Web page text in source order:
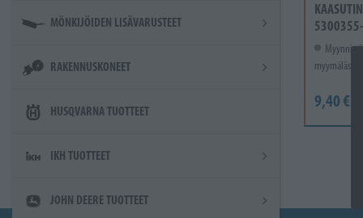
MÖNKIJÖIDEN LISÄVARUSTEET
RAKENNUSKONEET
HUSQVARNA TUOTTEET
IKH TUOTTEET
JOHN DEERE TUOTTEET
KAASUTIN
myymälässä.
9,40 €